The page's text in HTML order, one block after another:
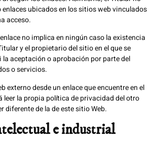
enlaces ubicados en los sitios web vinculados
acceso.
no implica en ningún caso la existencia
y el propietario del sitio en el que se
la aceptación o aprobación por parte del
o servicios.
externo desde un enlace que encuentre en el
leer la propia política de privacidad del otro
diferente de la de este sitio Web.
e industrial